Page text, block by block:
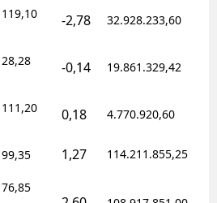
119,10 -2,78 32.928.233,60
28,28 -0,14 19.861.329,42
111,20 0,18 4.770.920,60
99,35 1,27 114.211.855,25
76,85